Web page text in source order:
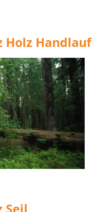
Holz Handlauf
Seil